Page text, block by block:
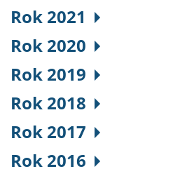
Rok 2021
Rok 2020
Rok 2019
Rok 2018
Rok 2017
Rok 2016